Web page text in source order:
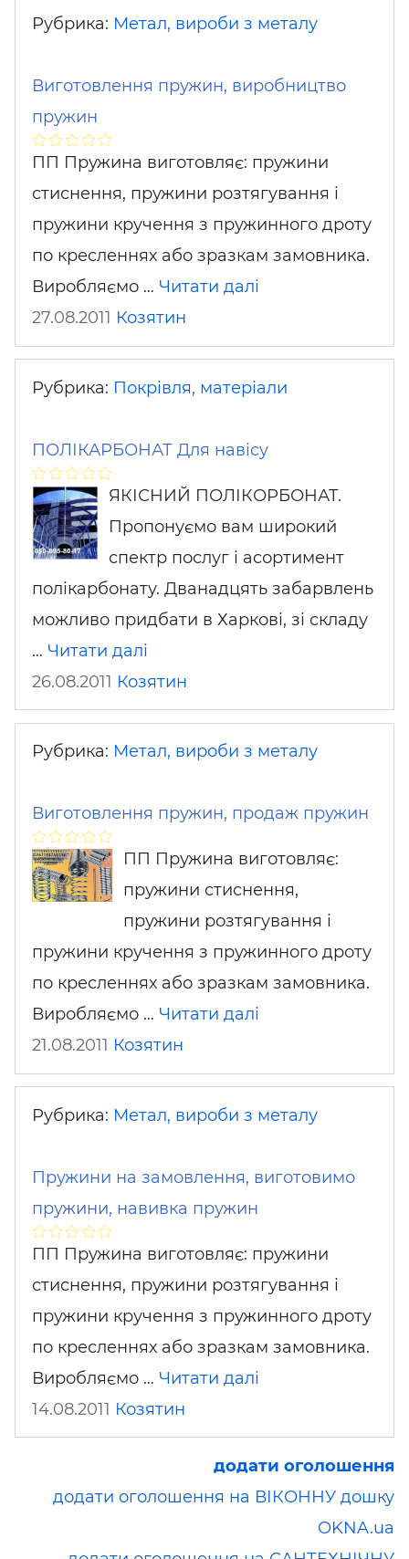
Рубрика: Метал, вироби з металу
Виготовлення пружин, виробництво
пружин
ПП Пружина виготовляє: пружини
стиснення, пружини розтягування і
пружини кручення з пружинного дроту
по кресленнях або зразкам замовника.
Виробляємо … Читати далі
27.08.2011 Козятин
Рубрика: Покрівля, матеріали
ПОЛІКАРБОНАТ Для навісу
ЯКІСНИЙ ПОЛІКОРБОНАТ.
Пропонуємо вам широкий
спектр послуг і асортимент
полікарбонату. Дванадцять забарвлень
можливо придбати в Харкові, зі складу
… Читати далі
26.08.2011 Козятин
Рубрика: Метал, вироби з металу
Виготовлення пружин, продаж пружин
ПП Пружина виготовляє:
пружини стиснення,
пружини розтягування і
пружини кручення з пружинного дроту
по кресленнях або зразкам замовника.
Виробляємо … Читати далі
21.08.2011 Козятин
Рубрика: Метал, вироби з металу
Пружини на замовлення, виготовимо
пружини, навивка пружин
ПП Пружина виготовляє: пружини
стиснення, пружини розтягування і
пружини кручення з пружинного дроту
по кресленнях або зразкам замовника.
Виробляємо … Читати далі
14.08.2011 Козятин
додати оголошення
додати оголошення на ВІКОННУ дошку
OKNA.ua